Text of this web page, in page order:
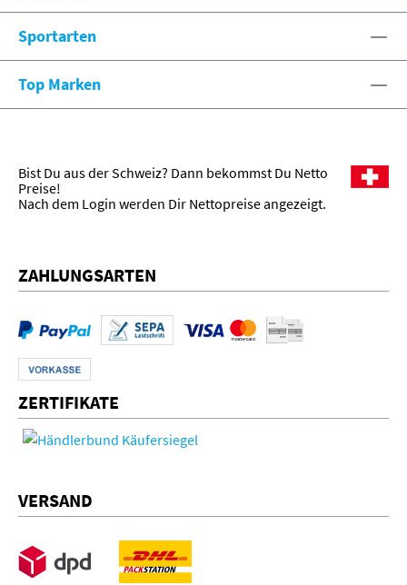
Sportarten
Top Marken
Bist Du aus der Schweiz? Dann bekommst Du Netto
Preise!
Nach dem Login werden Dir Nettopreise angezeigt.
ZAHLUNGSARTEN
ZERTIFIKATE
VERSAND